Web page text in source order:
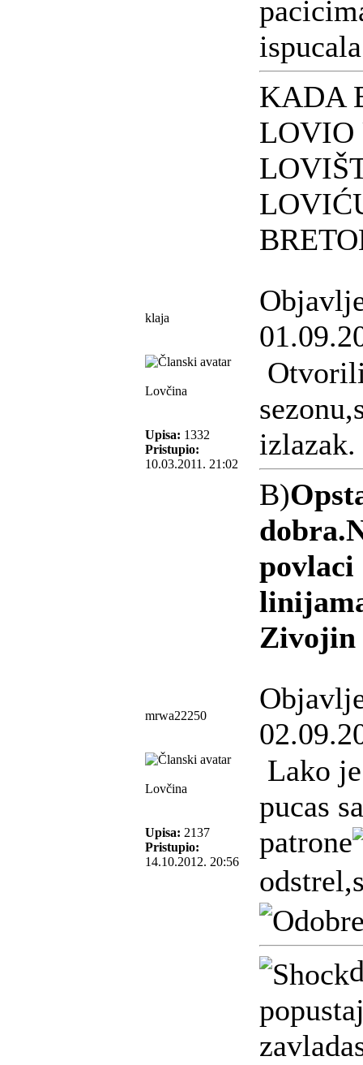
KADA
LOVIO
klaja
Lovčina
Upisa: 1332
Pristupio:
10.03.2011. 21:02
izlazak.
B)
povlaci
Zivojin
mrwa22250
Lovčina
Upisa: 2137
Pristupio:
14.10.2012. 20:56
Lako
pucas
patrone